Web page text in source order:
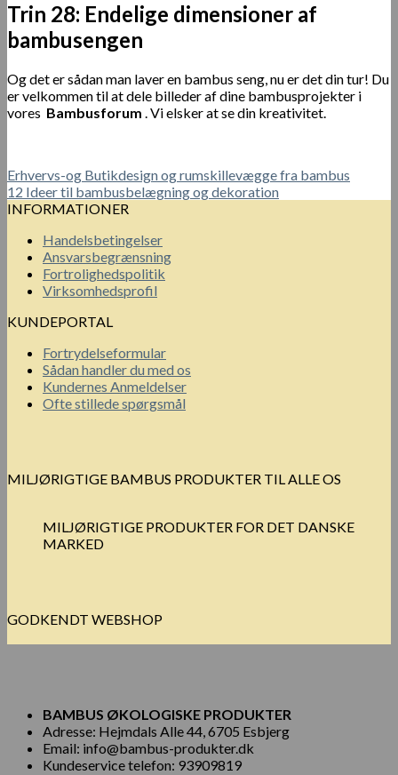
Trin 28: Endelige dimensioner af
bambusengen
Og det er sådan man laver en bambus seng, nu er det din tur! Du
er velkommen til at dele billeder af dine bambusprojekter i
vores Bambusforum . Vi elsker at se din kreativitet.
Erhvervs-og Butikdesign og rumskillevægge fra bambus
12 Ideer til bambusbelægning og dekoration
INFORMATIONER
Handelsbetingelser
Ansvarsbegrænsning
Fortrolighedspolitik
Virksomhedsprofil
KUNDEPORTAL
Fortrydelseformular
Sådan handler du med os
Kundernes Anmeldelser
Ofte stillede spørgsmål
MILJØRIGTIGE BAMBUS PRODUKTER TIL ALLE OS
MILJØRIGTIGE PRODUKTER FOR DET DANSKE
MARKED
GODKENDT WEBSHOP
BAMBUS ØKOLOGISKE PRODUKTER
Adresse: Hejmdals Alle 44, 6705 Esbjerg
Email: info@bambus-produkter.dk
Kundeservice telefon: 93909819